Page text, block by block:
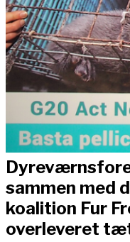
sammen med
koalition Fur
overleveret